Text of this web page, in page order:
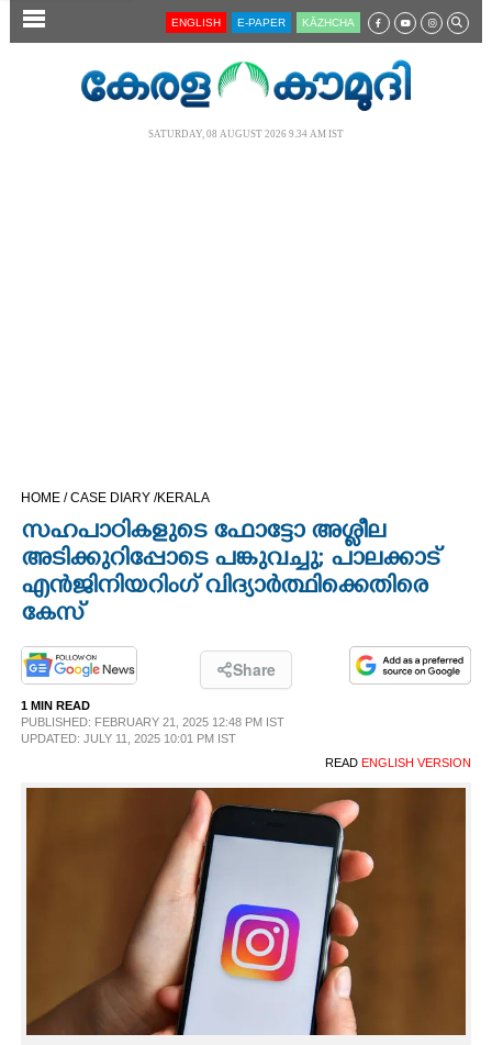
SECTIONS
OPINION
LIFESTYLE
CARTOONS
ENGLISH E-PAPER KĀZHCHA
SATURDAY, 08 AUGUST 2026 9.34 AM IST
HOME /CASE DIARY /KERALA
സഹപാഠികളുടെ ഫോട്ടോ അശ്ലീല
അടിക്കുറിപ്പോടെ പങ്കുവച്ചു; പാലക്കാട്
എൻജിനിയറിംഗ് വിദ്യാർത്ഥിക്കെതിരെ
കേസ്
Share
1 MIN READ
PUBLISHED: FEBRUARY 21, 2025 12:48 PM IST
UPDATED: JULY 11, 2025 10:01 PM IST
READ ENGLISH VERSION